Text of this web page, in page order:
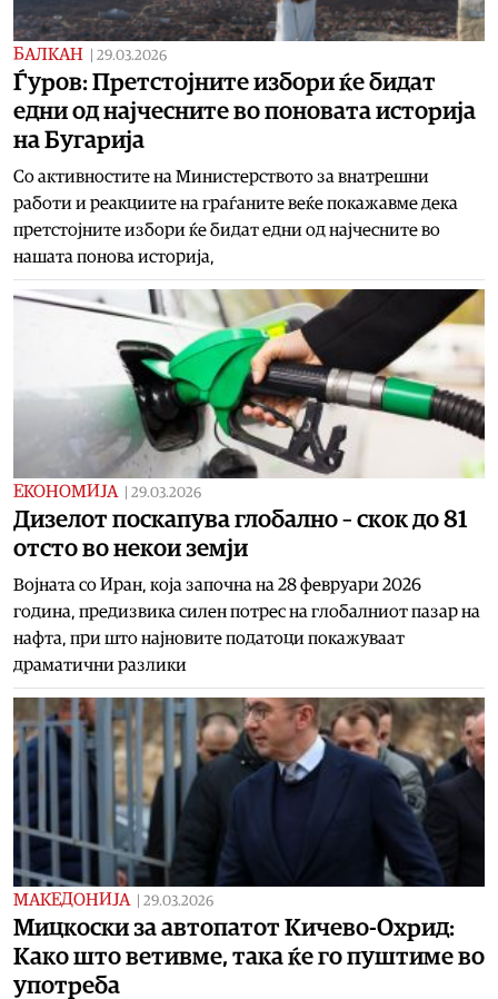
БАЛКАН 29.03.2026
Ѓуров: Претстојните избори ќе бидат
едни од најчесните во поновата историја
на Бугарија
Со активностите на Министерството за внатрешни
работи и реакциите на граѓаните веќе покажавме дека
претстојните избори ќе бидат едни од најчесните во
нашата понова историја,
ЕКОНОМИЈА 29.03.2026
Дизелот поскапува глобално – скок до 81
отсто во некои земји
Војната со Иран, која започна на 28 февруари 2026
година, предизвика силен потрес на глобалниот пазар на
нафта, при што најновите податоци покажуваат
драматични разлики
МАКЕДОНИЈА 29.03.2026
Мицкоски за автопатот Кичево-Охрид:
Како што ветивме, така ќе го пуштиме во
употреба